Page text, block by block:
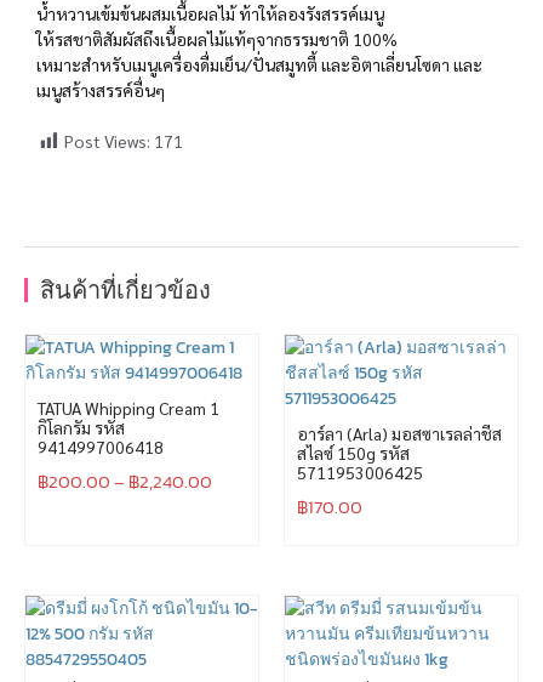
น้ำหวานเข้มข้นผสมเนื้อผลไม้ ท้าให้ลองรังสรรค์เมนู
ให้รสชาติสัมผัสถึงเนื้อผลไม้แท้ๆจากธรรมชาติ 100%
เหมาะสำหรับเมนูเครื่องดื่มเย็น/ปั่นสมูทตี้ และอิตาเลี่ยนโซดา และ
เมนูสร้างสรรค์อื่นๆ
Post Views: 171
สินค้าที่เกี่ยวข้อง
TATUA Whipping Cream 1
กิโลกรัม รหัส
9414997006418
฿200.00– ฿2,240.00
อาร์ลา (Arla) มอสซาเรลล่าชีส
สไลซ์ 150g รหัส
5711953006425
฿170.00